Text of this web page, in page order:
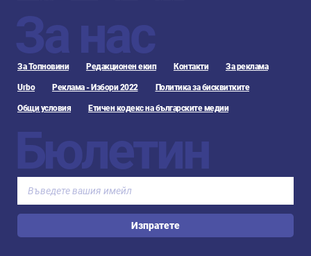
За нас
За Топновини Редакционен екип Контакти За реклама
Urbo Реклама - Избори 2022 Политика за бисквитките
Общи условия Етичен кодекс на българските медии
Бюлетин
Изпратете